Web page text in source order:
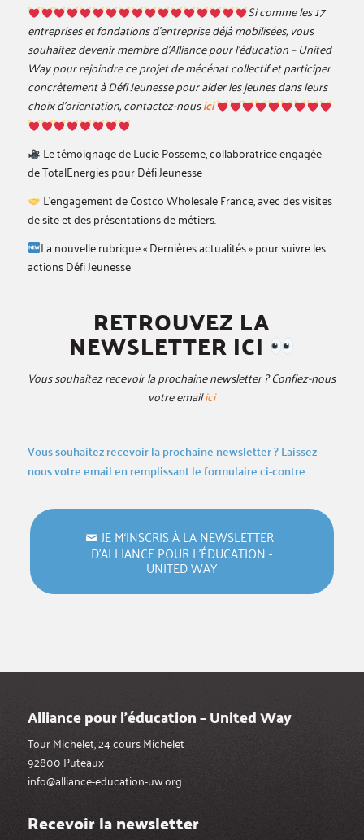
Si comme les 17
entreprises et fondations d’entreprise déjà mobilisées, vous
souhaitez devenir membre d’Alliance pour l’éducation – United
Way pour rejoindre ce projet de mécénat collectif et participer
concrètement à Défi Jeunesse pour aider les jeunes dans leurs
choix d’orientation, contactez-nousici
Le témoignage de Lucie Posseme, collaboratrice engagée
de TotalEnergies pour Défi Jeunesse
L’engagement de Costco Wholesale France, avec des visites
de site et des présentations de métiers.
La nouvelle rubrique « Dernières actualités » pour suivre les
actions Défi Jeunesse
RETROUVEZ LA
NEWSLETTER ICI
Vous souhaitez recevoir la prochaine newsletter ? Confiez-nous
votre emailici
Vous souhaitez recevoir la prochaine newsletter ? Laissez-
nous votre email en remplissant le formulaire ci-contre
JE M‘INSCRIS À LA NEWSLETTER
D’ALLIANCE POUR L’ÉDUCATION -
UNITED WAY
Alliance pour l’éducation – United Way
Tour Michelet, 24 cours Michelet
92800 Puteaux
info@alliance-education-uw.org
Recevoir la newsletter